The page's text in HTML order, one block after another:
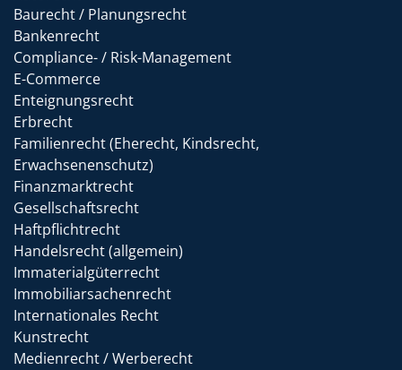
Baurecht / Planungsrecht
Bankenrecht
Compliance- / Risk-Management
E-Commerce
Enteignungsrecht
Erbrecht
Familienrecht (Eherecht, Kindsrecht,
Erwachsenenschutz)
Finanzmarktrecht
Gesellschaftsrecht
Haftpflichtrecht
Handelsrecht (allgemein)
Immaterialgüterrecht
Immobiliarsachenrecht
Internationales Recht
Kunstrecht
Medienrecht / Werberecht